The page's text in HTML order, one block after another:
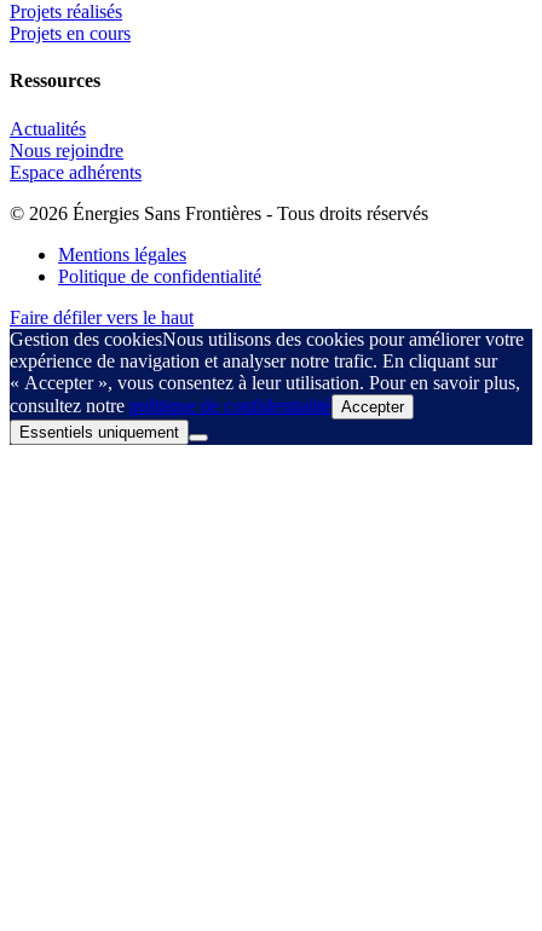
Projets réalisés
Projets en cours
Ressources
Actualités
Nous rejoindre
Espace adhérents
© 2026 Énergies Sans Frontières - Tous droits réservés
Mentions légales
Politique de confidentialité
Faire défiler vers le haut
Gestion des cookiesNous utilisons des cookies pour améliorer votre
expérience de navigation et analyser notre trafic. En cliquant sur
« Accepter », vous consentez à leur utilisation. Pour en savoir plus,
consultez notre politique de confidentialité Accepter
Essentiels uniquement